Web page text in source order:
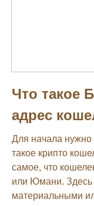
Что такое
адрес
Для начала нужно
такое крипто
самое, что
или Юмани. Здесь
материальными